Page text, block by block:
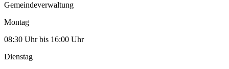
Gemeindeverwaltung
Montag
08:30 Uhr bis 16:00 Uhr
Dienstag